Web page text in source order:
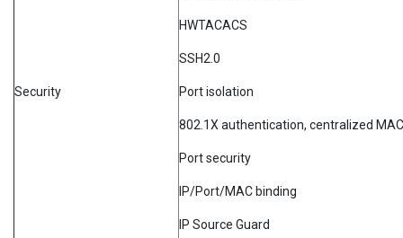
Security
HWTACACS
SSH2.0
Port isolation
802.1X authentication, centralized
Port security
IP/Port/MAC binding
IP Source Guard